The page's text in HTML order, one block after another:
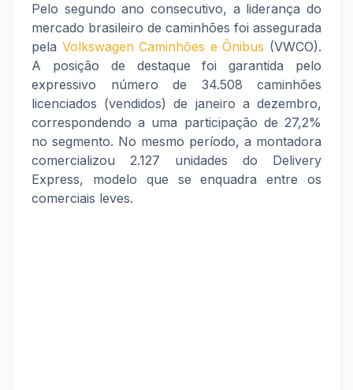
Pelo segundo ano consecutivo, a liderança do
mercado brasileiro de caminhões foi assegurada
pela Volkswagen Caminhões e Ônibus (VWCO).
A posição de destaque foi garantida pelo
expressivo número de 34.508 caminhões
licenciados (vendidos) de janeiro a dezembro,
correspondendo a uma participação de 27,2%
no segmento. No mesmo período, a montadora
comercializou 2.127 unidades do Delivery
Express, modelo que se enquadra entre os
comerciais leves.